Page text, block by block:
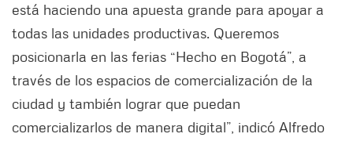
está haciendo una apuesta grande para apoyar a
todas las unidades productivas. Queremos
posicionarla en las ferias “Hecho en Bogotá”, a
través de los espacios de comercialización de la
ciudad y también lograr que puedan
comercializarlos de manera digital”, indicó Alfredo